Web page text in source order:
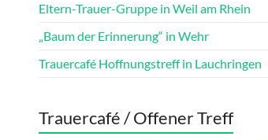
Office 365
Eltern-Trauer-Gruppe in Weil am Rhein
„Baum der Erinnerung“ in Wehr
Trauercafé Hoffnungstreff in Lauchringen
Trauercafé / Offener Treff